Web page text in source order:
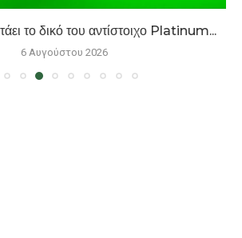
το δικό του αντίστοιχο Platinum...
6 Αυγούστου 2026